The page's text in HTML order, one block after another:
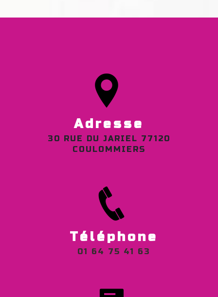
Adresse
30 RUE DU JARIEL 77120
COULOMMIERS
Téléphone
01 64 75 41 63